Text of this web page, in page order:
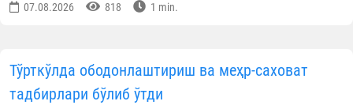
07.08.2026 818 1 min.
Тўрткўлда ободонлаштириш ва меҳр-саховат
тадбирлари бўлиб ўтди